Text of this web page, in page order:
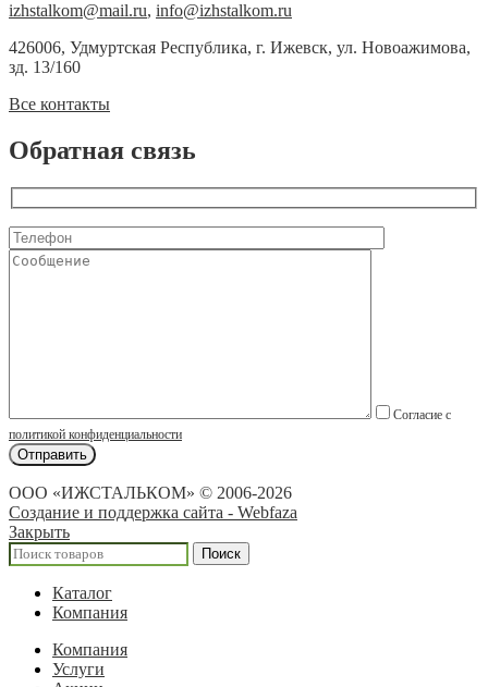
izhstalkom@mail.ru, info@izhstalkom.ru
426006, Удмуртская Республика, г. Ижевск, ул. Новоажимова,
зд. 13/160
Все контакты
Обратная связь
Согласие с
политикой конфиденциальности
ООО «ИЖСТАЛЬКОМ» © 2006-2026
Создание и поддержка сайта - Webfaza
Закрыть
Поиск
Каталог
Компания
Компания
Услуги